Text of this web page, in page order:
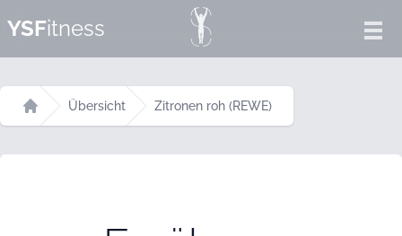
YSFitness
Startseite
Übersicht Zitronen roh (REWE)